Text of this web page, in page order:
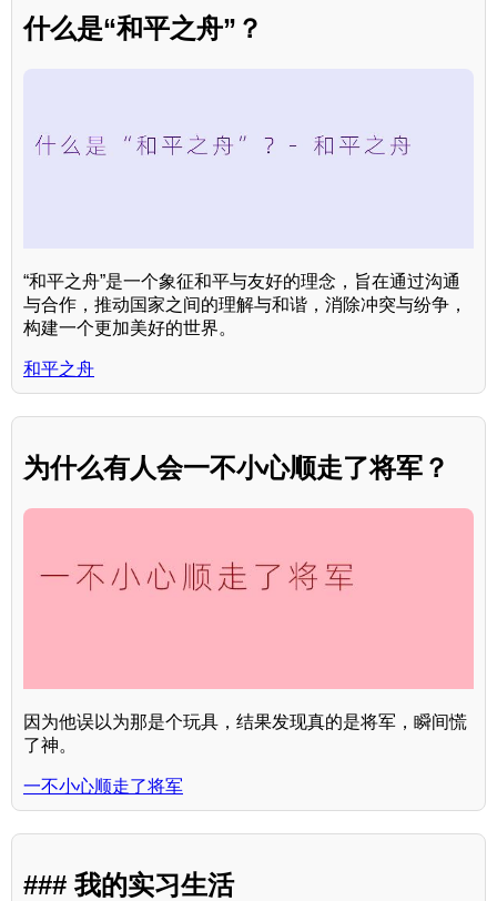
什么是“和平之舟”？
“和平之舟”是一个象征和平与友好的理念，旨在通过沟通
与合作，推动国家之间的理解与和谐，消除冲突与纷争，
构建一个更加美好的世界。
和平之舟
为什么有人会一不小心顺走了将军？
因为他误以为那是个玩具，结果发现真的是将军，瞬间慌
了神。
一不小心顺走了将军
### 我的实习生活